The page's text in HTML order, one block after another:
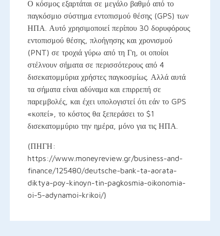
Ο κόσμος εξαρτάται σε μεγάλο βαθμό από το
παγκόσμιο σύστημα εντοπισμού θέσης (GPS) των
ΗΠΑ. Αυτό χρησιμοποιεί περίπου 30 δορυφόρους
εντοπισμού θέσης, πλοήγησης και χρονισμού
(PNT) σε τροχιά γύρω από τη Γη, οι οποίοι
στέλνουν σήματα σε περισσότερους από 4
δισεκατομμύρια χρήστες παγκοσμίως. Αλλά αυτά
τα σήματα είναι αδύναμα και επιρρεπή σε
παρεμβολές, και έχει υπολογιστεί ότι εάν το GPS
«κοπεί», το κόστος θα ξεπεράσει το $1
δισεκατομμύριο την ημέρα, μόνο για τις ΗΠΑ.
(ΠΗΓΗ:
https://www.moneyreview.gr/business-and-
finance/125480/deutsche-bank-ta-aorata-
diktya-poy-kinoyn-tin-pagkosmia-oikonomia-
oi-5-adynamoi-krikoi/)